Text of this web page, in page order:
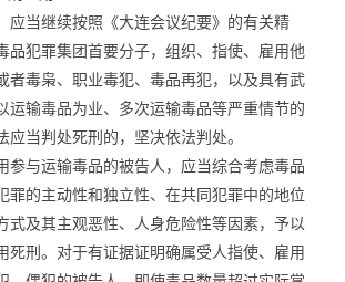
应当继续按照《大连会议纪要》的有关精
品犯罪集团首要分子，组织、指使、雇用他
者毒枭、职业毒犯、毒品再犯，以及具有武
运输毒品为业、多次运输毒品等严重情节的
应当判处死刑的，坚决依法判处。
参与运输毒品的被告人，应当综合考虑毒品
罪的主动性和独立性、在共同犯罪中的地位
式及其主观恶性、人身危险性等因素，予以
死刑。对于有证据证明确属受人指使、雇用